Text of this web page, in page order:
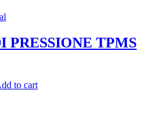
PRESSIONE TPMS
to cart